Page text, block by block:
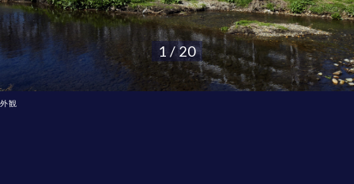
外観
1 / 20